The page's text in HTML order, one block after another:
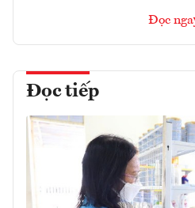
Đọc
Đọc tiếp